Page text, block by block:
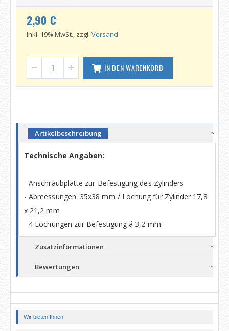
2,90 €
Inkl. 19% MwSt., zzgl. Versand
IN DEN WARENKORB
Artikelbeschreibung
Technische Angaben:
- Anschraubplatte zur Befestigung des Zylinders
- Abmessungen: 35x38 mm / Lochung für Zylinder 17,8
x 21,2 mm
- 4 Lochungen zur Befestigung á 3,2 mm
Zusatzinformationen
Bewertungen
Wir bieten Ihnen